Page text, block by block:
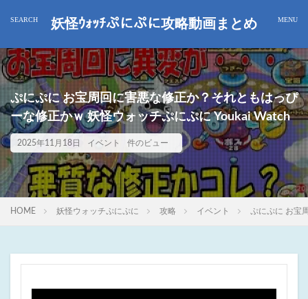
妖怪ｳｫｯﾁぷにぷに攻略動画まとめ
ぷにぷに お宝周回に害悪な修正か？それともはっぴ
ーな修正かｗ 妖怪ウォッチぷにぷに Youkai Watch
2025年11月18日 イベント 件のビュー
HOME 妖怪ウォッチぷにぷに 攻略 イベント ぷにぷに お宝